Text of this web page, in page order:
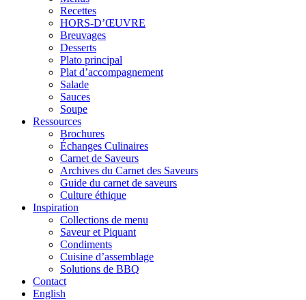
Recettes
HORS-D’ŒUVRE
Breuvages
Desserts
Plato principal
Plat d’accompagnement
Salade
Sauces
Soupe
Ressources
Brochures
Échanges Culinaires
Carnet de Saveurs
Archives du Carnet des Saveurs
Guide du carnet de saveurs
Culture éthique
Inspiration
Collections de menu
Saveur et Piquant
Condiments
Cuisine d’assemblage
Solutions de BBQ
Contact
English